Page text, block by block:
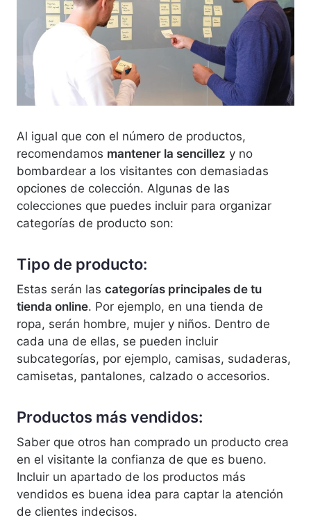
Al igual que con el número de productos,
recomendamos mantener la sencillez y no
bombardear a los visitantes con demasiadas
opciones de colección. Algunas de las
colecciones que puedes incluir para organizar
categorías de producto son:
Tipo de producto:
Estas serán las categorías principales de tu
tienda online. Por ejemplo, en una tienda de
ropa, serán hombre, mujer y niños. Dentro de
cada una de ellas, se pueden incluir
subcategorías, por ejemplo, camisas, sudaderas,
camisetas, pantalones, calzado o accesorios.
Productos más vendidos:
Saber que otros han comprado un producto crea
en el visitante la confianza de que es bueno.
Incluir un apartado de los productos más
vendidos es buena idea para captar la atención
de clientes indecisos.